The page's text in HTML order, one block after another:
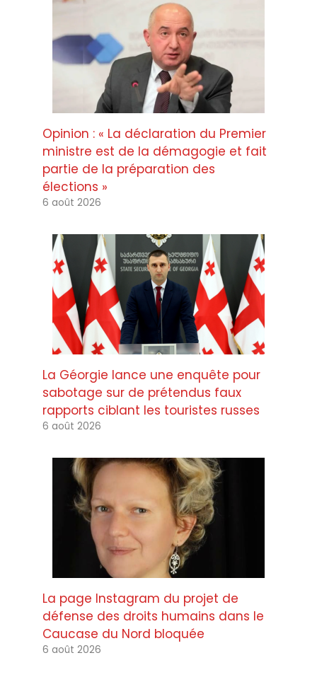
Opinion : « La déclaration du Premier
ministre est de la démagogie et fait
partie de la préparation des
élections »
6 août 2026
La Géorgie lance une enquête pour
sabotage sur de prétendus faux
rapports ciblant les touristes russes
6 août 2026
La page Instagram du projet de
défense des droits humains dans le
Caucase du Nord bloquée
6 août 2026